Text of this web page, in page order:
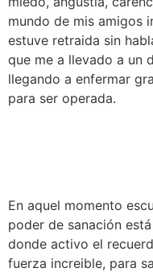
mundo de mis amigos
estuve retraida sin
que me a llevado a un
llegando a enfermar
para ser operada.
En aquel momento
poder de sanación
donde activo el
fuerza increible, para